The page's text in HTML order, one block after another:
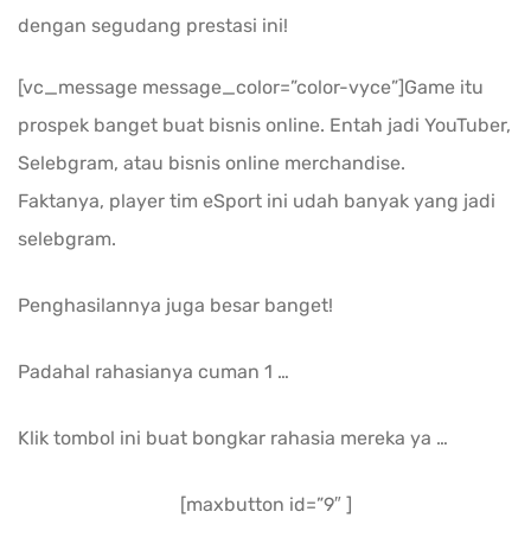
dengan segudang prestasi ini!
[vc_message message_color=”color-vyce”]Game itu
prospek banget buat bisnis online. Entah jadi YouTuber,
Selebgram, atau bisnis online merchandise.
Faktanya, player tim eSport ini udah banyak yang jadi
selebgram.
Penghasilannya juga besar banget!
Padahal rahasianya cuman 1 …
Klik tombol ini buat bongkar rahasia mereka ya …
[maxbutton id=”9″ ]